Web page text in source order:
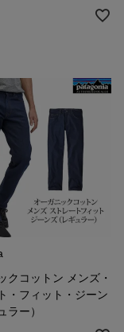
クコットン メンズ・
・フィット・ジーン
ラー）